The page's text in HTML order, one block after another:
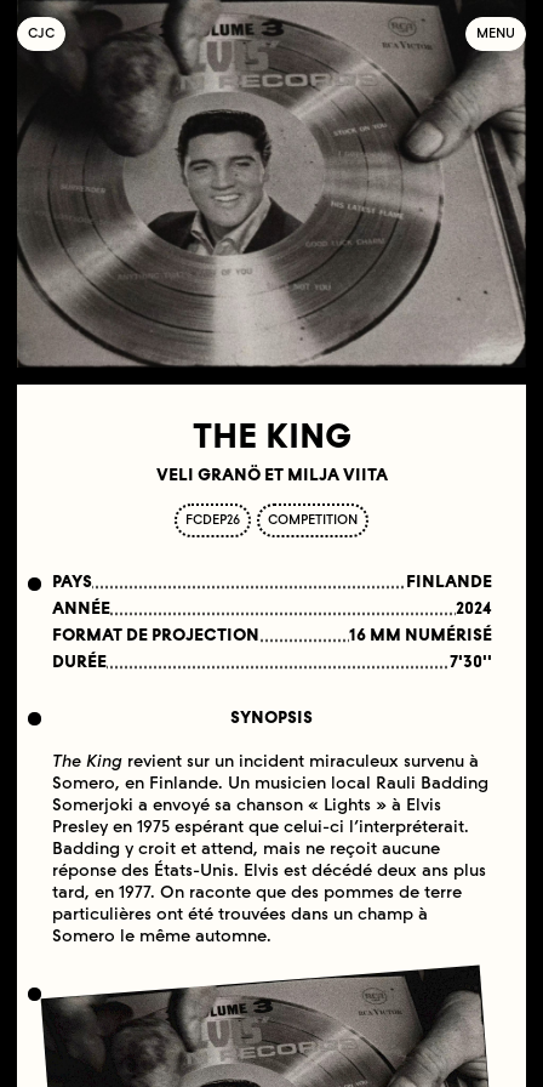
COLLECTIF
JEUNE
C INÉMA MENU
THE KING
VELI GRANÖ ET MILJA VIITA
FCDEP26 COMPETITION
PAYS
FINLANDE
ANNÉE
2024
FORMAT DE PROJECTION
16 MM NUMÉRISÉ
DURÉE
7'30''
SYNOPSIS
The King revient sur un incident miraculeux survenu à
Somero, en Finlande. Un musicien local Rauli Badding
Somerjoki a envoyé sa chanson « Lights » à Elvis
Presley en 1975 espérant que celui-ci l’interpréterait.
Badding y croit et attend, mais ne reçoit aucune
réponse des États-Unis. Elvis est décédé deux ans plus
tard, en 1977. On raconte que des pommes de terre
particulières ont été trouvées dans un champ à
Somero le même automne.